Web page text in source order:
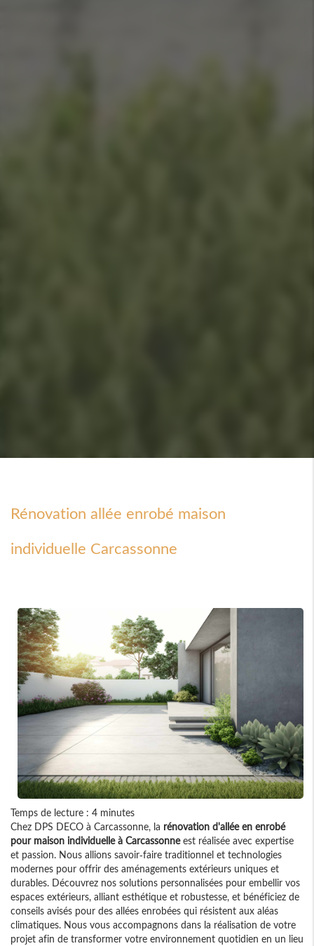
Rénovation allée enrobé maison
individuelle Carcassonne
Temps de lecture : 4 minutes
Chez DPS DECO à Carcassonne, la rénovation d'allée en enrobé
pour maison individuelle à Carcassonneest réalisée avec expertise
et passion. Nous allions savoir-faire traditionnel et technologies
modernes pour offrir des aménagements extérieurs uniques et
durables. Découvrez nos solutions personnalisées pour embellir vos
espaces extérieurs, alliant esthétique et robustesse, et bénéficiez de
conseils avisés pour des allées enrobées qui résistent aux aléas
climatiques. Nous vous accompagnons dans la réalisation de votre
projet afin de transformer votre environnement quotidien en un lieu